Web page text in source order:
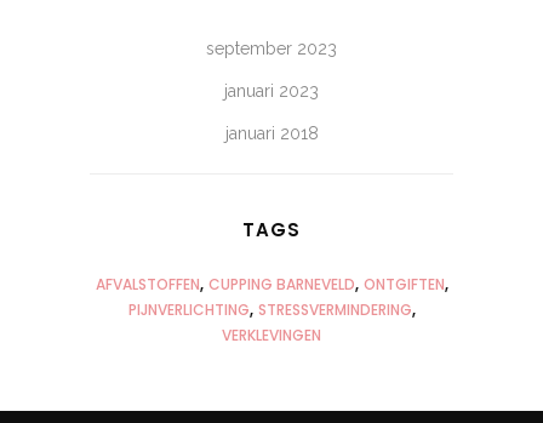
september 2023
januari 2023
januari 2018
TAGS
AFVALSTOFFEN CUPPING BARNEVELD ONTGIFTEN
PIJNVERLICHTING STRESSVERMINDERING
VERKLEVINGEN